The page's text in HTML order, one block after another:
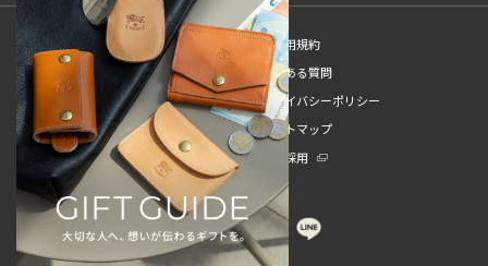
新規会員登録
ご利用規約
ご利用ガイド
よくある質問
特定商取引法
プライバシーポリシー
お問い合わせ
サイトマップ
販売スタッフ中途採用
新卒採用